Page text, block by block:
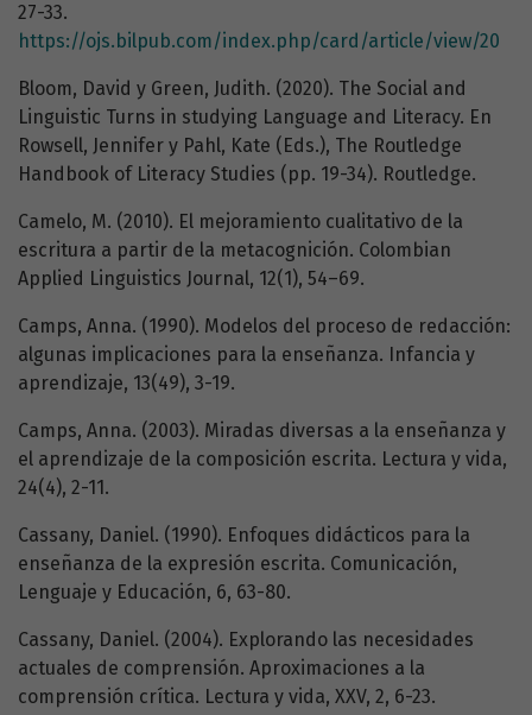
27-33.
https://ojs.bilpub.com/index.php/card/article/view/20
Bloom, David y Green, Judith. (2020). The Social and
Linguistic Turns in studying Language and Literacy. En
Rowsell, Jennifer y Pahl, Kate (Eds.), The Routledge
Handbook of Literacy Studies (pp. 19-34). Routledge.
Camelo, M. (2010). El mejoramiento cualitativo de la
escritura a partir de la metacognición. Colombian
Applied Linguistics Journal, 12(1), 54–69.
Camps, Anna. (1990). Modelos del proceso de redacción:
algunas implicaciones para la enseñanza. Infancia y
aprendizaje, 13(49), 3-19.
Camps, Anna. (2003). Miradas diversas a la enseñanza y
el aprendizaje de la composición escrita. Lectura y vida,
24(4), 2-11.
Cassany, Daniel. (1990). Enfoques didácticos para la
enseñanza de la expresión escrita. Comunicación,
Lenguaje y Educación, 6, 63-80.
Cassany, Daniel. (2004). Explorando las necesidades
actuales de comprensión. Aproximaciones a la
comprensión crítica. Lectura y vida, XXV, 2, 6-23.